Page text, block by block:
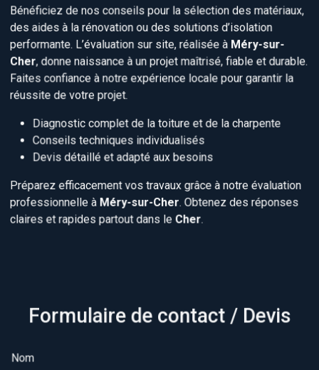
Bénéficiez de nos conseils pour la sélection des matériaux,
des aides à la rénovation ou des solutions d’isolation
performante. L’évaluation sur site, réalisée à Méry-sur-
Cher, donne naissance à un projet maîtrisé, fiable et durable.
Faites confiance à notre expérience locale pour garantir la
réussite de votre projet.
Diagnostic complet de la toiture et de la charpente
Conseils techniques individualisés
Devis détaillé et adapté aux besoins
Préparez efficacement vos travaux grâce à notre évaluation
professionnelle à Méry-sur-Cher. Obtenez des réponses
claires et rapides partout dans le Cher.
Formulaire de contact / Devis
Nom